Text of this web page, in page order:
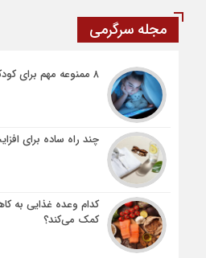
مجله سرگرمی
۸ ممنوعه مهم برای کودکان قبل از خواب
چند راه ساده برای
کدام وعده غذایی به
کمک می‌کند؟